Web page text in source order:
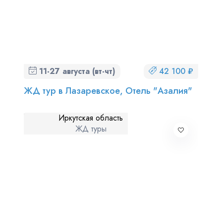
11-27 августа (вт-чт) 42 100 ₽
ЖД тур в Лазаревское, Отель "Азалия"
Иркутская область
ЖД туры